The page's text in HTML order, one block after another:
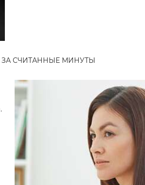
СЧИТАННЫЕ МИНУТЫ